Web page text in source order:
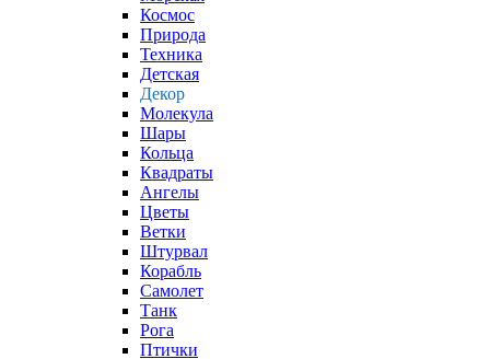
Космос
Природа
Техника
Детская
Декор
Молекула
Шары
Кольца
Квадраты
Ангелы
Цветы
Ветки
Штурвал
Корабль
Самолет
Танк
Рога
Птички